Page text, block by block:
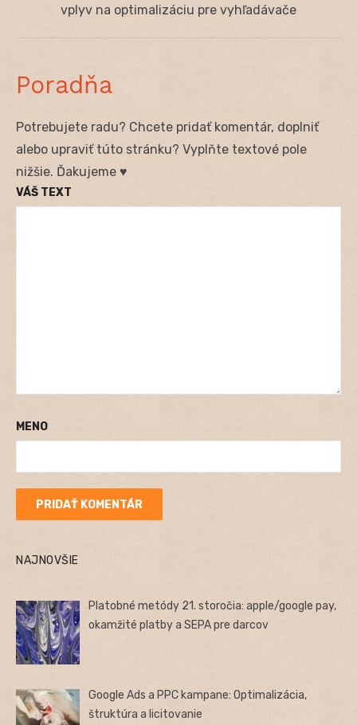
vplyv na optimalizáciu pre vyhľadávače
Poradňa
Potrebujete radu? Chcete pridať komentár, doplniť
alebo upraviť túto stránku? Vyplňte textové pole
nižšie. Ďakujeme ♥
VÁŠ TEXT
MENO
NAJNOVŠIE
Platobné metódy 21. storočia: apple/google pay,
okamžité platby a SEPA pre darcov
Google Ads a PPC kampane: Optimalizácia,
štruktúra a licitovanie